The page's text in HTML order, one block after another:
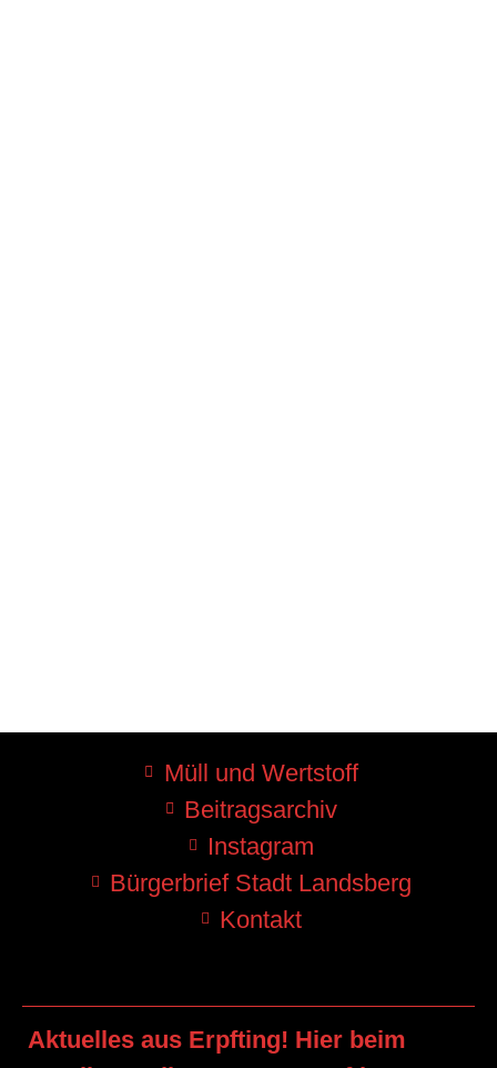
Müll und Wertstoff
Beitragsarchiv
Instagram
Bürgerbrief Stadt Landsberg
Kontakt
Aktuelles aus Erpfting! Hier beim